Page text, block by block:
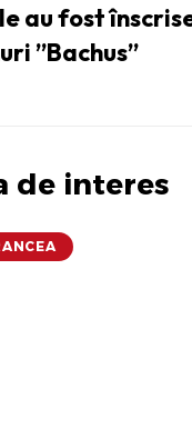
au fost
”Bachus”
de interes